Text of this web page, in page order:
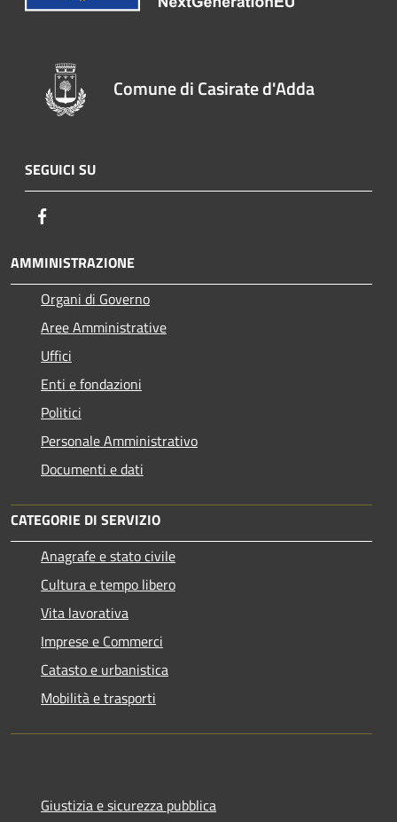
Comune di Casirate d'Adda
SEGUICI SU
AMMINISTRAZIONE
Organi di Governo
Aree Amministrative
Uffici
Enti e fondazioni
Politici
Personale Amministrativo
Documenti e dati
CATEGORIE DI SERVIZIO
Anagrafe e stato civile
Cultura e tempo libero
Vita lavorativa
Imprese e Commerci
Catasto e urbanistica
Mobilità e trasporti
Giustizia e sicurezza pubblica